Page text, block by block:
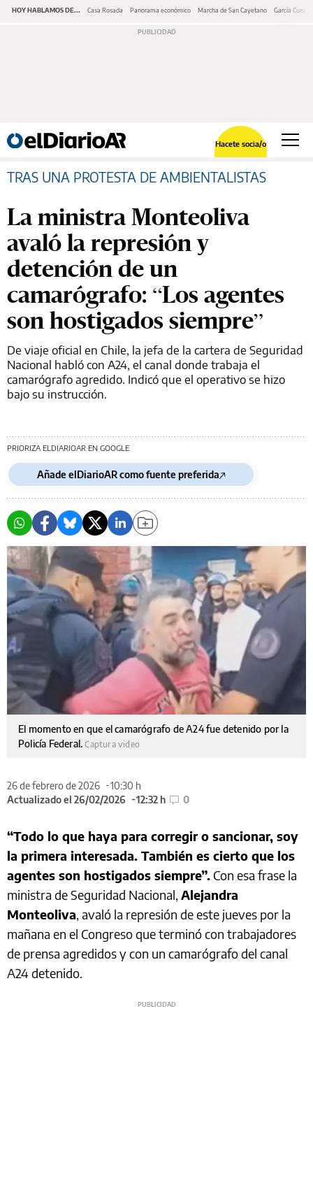
HOY HABLAMOS DE... Casa Rosada Panorama económico Marcha de San Cayetano García Cuerva
Hacete socia/o
TRAS UNA PROTESTA DE AMBIENTALISTAS
La ministra Monteoliva
avaló la represión y
detención de un
camarógrafo: “Los agentes
son hostigados siempre”
De viaje oficial en Chile, la jefa de la cartera de Seguridad
Nacional habló con A24, el canal donde trabaja el
camarógrafo agredido. Indicó que el operativo se hizo
bajo su instrucción.
PRIORIZA ELDIARIOAR EN GOOGLE
Añade elDiarioAR como fuente preferida
El momento en que el camarógrafo de A24 fue detenido por la
Policía Federal.Captura video
26 de febrero de 2026
10:30 h
Actualizado el 26/02/2026
12:32 h 0
“Todo lo que haya para corregir o sancionar, soy
la primera interesada. También es cierto que los
agentes son hostigados siempre”. Con esa frase la
ministra de Seguridad Nacional, Alejandra
Monteoliva, avaló la represión de este jueves por la
mañana en el Congreso que terminó con trabajadores
de prensa agredidos y con un camarógrafo del canal
A24 detenido.